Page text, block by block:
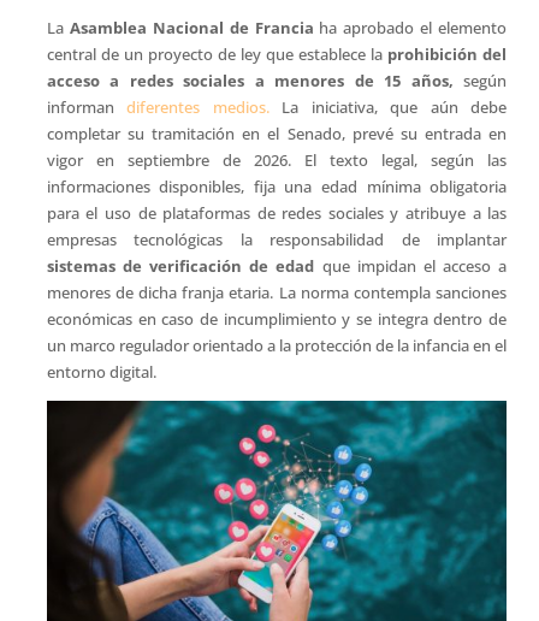
La Asamblea Nacional de Francia ha aprobado el elemento
central de un proyecto de ley que establece la prohibición del
acceso a redes sociales a menores de 15 años,según
informandiferentes medios.La iniciativa, que aún debe
completar su tramitación en el Senado, prevé su entrada en
vigor en septiembre de 2026. El texto legal, según las
informaciones disponibles, fija una edad mínima obligatoria
para el uso de plataformas de redes sociales y atribuye a las
empresas tecnológicas la responsabilidad de implantar
sistemas de verificación de edad que impidan el acceso a
menores de dicha franja etaria. La norma contempla sanciones
económicas en caso de incumplimiento y se integra dentro de
un marco regulador orientado a la protección de la infancia en el
entorno digital.